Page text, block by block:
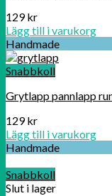
129kr
Lägg till i varukorg
Handmade
Snabbkoll
Grytlapp pannlapp
129kr
Lägg till i varukorg
Handmade
Snabbkoll
Slut i lager